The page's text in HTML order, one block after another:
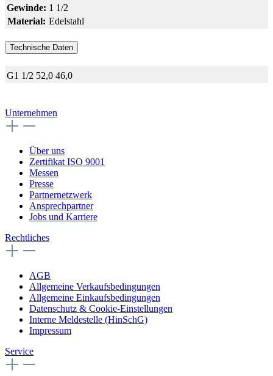
Gewinde: 1 1/2
Material: Edelstahl
Technische Daten
G1 1/2 52,0 46,0
Unternehmen
Über uns
Zertifikat ISO 9001
Messen
Presse
Partnernetzwerk
Ansprechpartner
Jobs und Karriere
Rechtliches
AGB
Allgemeine Verkaufsbedingungen
Allgemeine Einkaufsbedingungen
Datenschutz & Cookie-Einstellungen
Interne Meldestelle (HinSchG)
Impressum
Service